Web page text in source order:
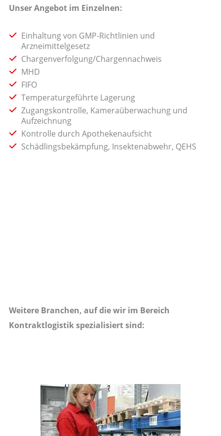
Unser Angebot im Einzelnen:
Einhaltung von GMP-Richtlinien und
Arzneimittelgesetz
Chargenverfolgung/Chargennachweis
MHD
FIFO
Temperaturgeführte Lagerung
Zugangskontrolle, Kameraüberwachung und
Aufzeichnung
Kontrolle durch Apothekenaufsicht
Schädlingsbekämpfung, Insektenabwehr, QEHS
Weitere Branchen, auf die wir im Bereich
Kontraktlogistik spezialisiert sind: